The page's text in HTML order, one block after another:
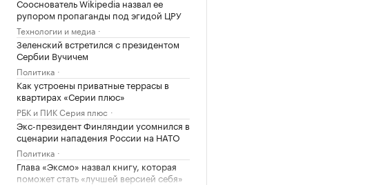
Сооснователь Wikipedia назвал ее
рупором пропаганды под эгидой ЦРУ
Технологии и медиа
Зеленский встретился с президентом
Сербии Вучичем
Политика
Как устроены приватные террасы в
квартирах «Серии плюс»
РБК и ПИК Серия плюс
Экс-президент Финляндии усомнился в
сценарии нападения России на НАТО
Политика
Глава «Эксмо» назвал книгу, которая
поможет стать «лучшей версией себя»